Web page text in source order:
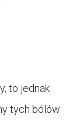
to jednak
tych bólów